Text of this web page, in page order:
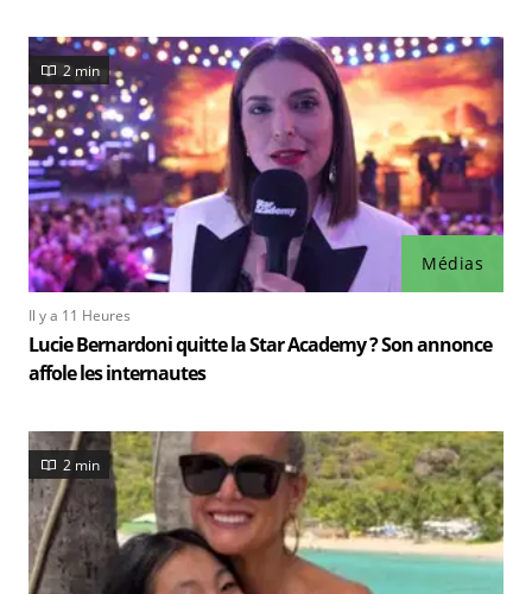
Médias
2 min
Il y a 11 Heures
Lucie Bernardoni quitte la Star Academy ? Son annonce
affole les internautes
2 min